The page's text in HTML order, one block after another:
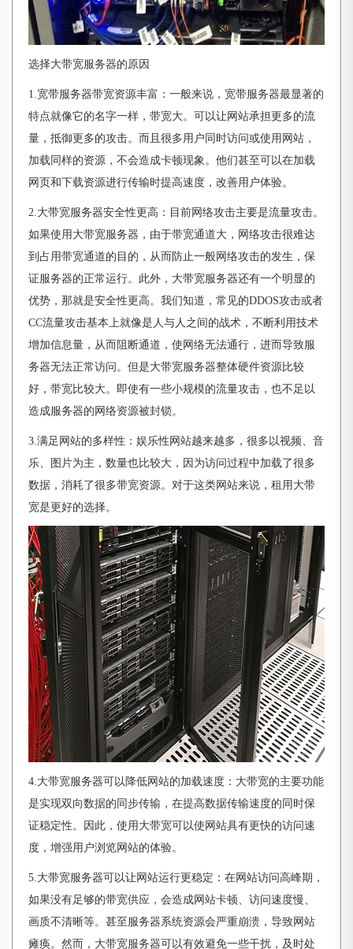
选择大带宽服务器的原因
1.宽带服务器带宽资源丰富：一般来说，宽带服务器最显著的
特点就像它的名字一样，带宽大。可以让网站承担更多的流
量，抵御更多的攻击。而且很多用户同时访问或使用网站，
加载同样的资源，不会造成卡顿现象。他们甚至可以在加载
网页和下载资源进行传输时提高速度，改善用户体验。
2.大带宽服务器安全性更高：目前网络攻击主要是流量攻击。
如果使用大带宽服务器，由于带宽通道大，网络攻击很难达
到占用带宽通道的目的，从而防止一般网络攻击的发生，保
证服务器的正常运行。此外，大带宽服务器还有一个明显的
优势，那就是安全性更高。我们知道，常见的DDOS攻击或者
CC流量攻击基本上就像是人与人之间的战术，不断利用技术
增加信息量，从而阻断通道，使网络无法通行，进而导致服
务器无法正常访问。但是大带宽服务器整体硬件资源比较
好，带宽比较大。即使有一些小规模的流量攻击，也不足以
造成服务器的网络资源被封锁。
3.满足网站的多样性：娱乐性网站越来越多，很多以视频、音
乐、图片为主，数量也比较大，因为访问过程中加载了很多
数据，消耗了很多带宽资源。对于这类网站来说，租用大带
宽是更好的选择。
4.大带宽服务器可以降低网站的加载速度：大带宽的主要功能
是实现双向数据的同步传输，在提高数据传输速度的同时保
证稳定性。因此，使用大带宽可以使网站具有更快的访问速
度，增强用户浏览网站的体验。
5.大带宽服务器可以让网站运行更稳定：在网站访问高峰期，
如果没有足够的带宽供应，会造成网站卡顿、访问速度慢、
画质不清晰等。甚至服务器系统资源会严重崩溃，导致网站
瘫痪。然而，大带宽服务器可以有效避免一些干扰，及时处